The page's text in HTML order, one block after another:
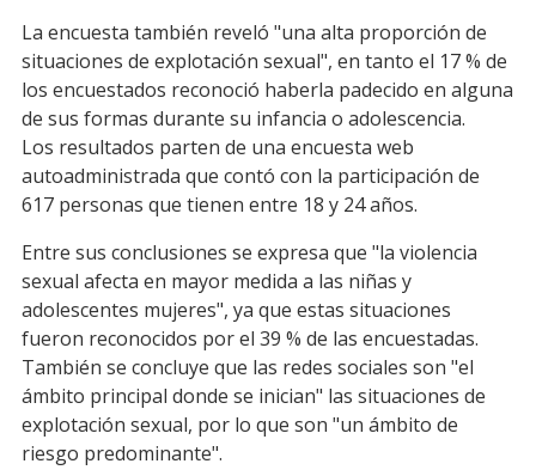
La encuesta también reveló "una alta proporción de
situaciones de explotación sexual", en tanto el 17 % de
los encuestados reconoció haberla padecido en alguna
de sus formas durante su infancia o adolescencia.
Los resultados parten de una encuesta web
autoadministrada que contó con la participación de
617 personas que tienen entre 18 y 24 años.
Entre sus conclusiones se expresa que "la violencia
sexual afecta en mayor medida a las niñas y
adolescentes mujeres", ya que estas situaciones
fueron reconocidos por el 39 % de las encuestadas.
También se concluye que las redes sociales son "el
ámbito principal donde se inician" las situaciones de
explotación sexual, por lo que son "un ámbito de
riesgo predominante".